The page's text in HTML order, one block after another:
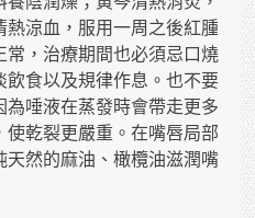
涼血，服用一周之後紅腫
，治療期間也必須忌口燒
食以及規律作息。也不要
為唾液在蒸發時會帶走更多
乾裂更嚴重。在嘴唇局部
然的麻油、橄欖油滋潤嘴